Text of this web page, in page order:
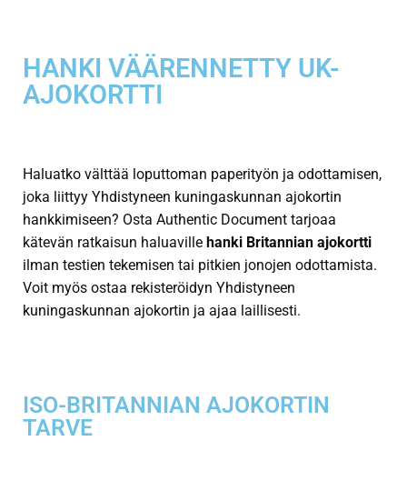
HANKI VÄÄRENNETTY UK-
AJOKORTTI
Haluatko välttää loputtoman paperityön ja odottamisen,
joka liittyy Yhdistyneen kuningaskunnan ajokortin
hankkimiseen? Osta Authentic Document tarjoaa
kätevän ratkaisun haluaville hanki Britannian ajokortti
ilman testien tekemisen tai pitkien jonojen odottamista.
Voit myös ostaa rekisteröidyn Yhdistyneen
kuningaskunnan ajokortin ja ajaa laillisesti.
ISO-BRITANNIAN AJOKORTIN
TARVE